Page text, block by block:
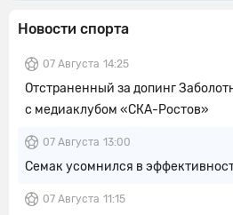
Новости спорта
07 Августа 14:25
Отстраненный за допинг
с медиаклубом «СКА-Ростов»
07 Августа 13:00
Семак усомнился в
07 Августа 11:15